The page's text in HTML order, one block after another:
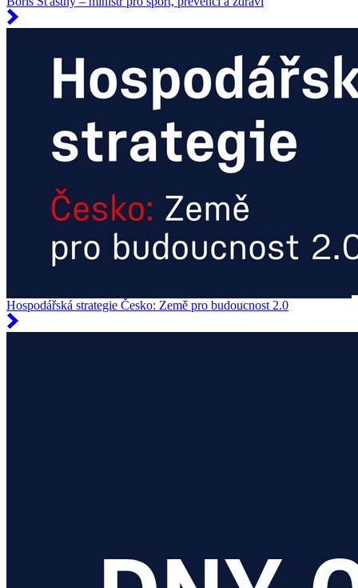
Hospodářská strategie Česko: Země pro budoucnost 2.0